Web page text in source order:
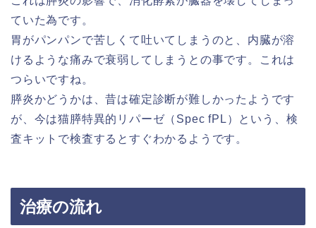
ていた為です。
胃がパンパンで苦しくて吐いてしまうのと、内臓が溶
けるような痛みで衰弱してしまうとの事です。これは
つらいですね。
膵炎かどうかは、昔は確定診断が難しかったようです
が、今は猫膵特異的リパーゼ（Spec fPL）という、検
査キットで検査するとすぐわかるようです。
治療の流れ